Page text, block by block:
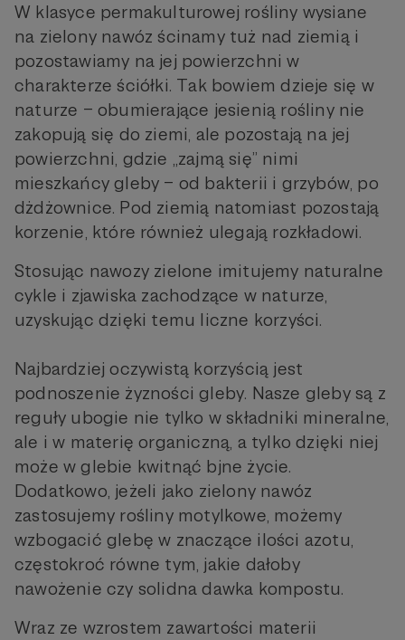
W klasyce permakulturowej rośliny wysiane
na zielony nawóz ścinamy tuż nad ziemią i
pozostawiamy na jej powierzchni w
charakterze ściółki. Tak bowiem dzieje się w
naturze – obumierające jesienią rośliny nie
zakopują się do ziemi, ale pozostają na jej
powierzchni, gdzie „zajmą się” nimi
mieszkańcy gleby – od bakterii i grzybów, po
dżdżownice. Pod ziemią natomiast pozostają
korzenie, które również ulegają rozkładowi.
Stosując nawozy zielone imitujemy naturalne
cykle i zjawiska zachodzące w naturze,
uzyskując dzięki temu liczne korzyści.
Najbardziej oczywistą korzyścią jest
podnoszenie żyzności gleby. Nasze gleby są z
reguły ubogie nie tylko w składniki mineralne,
ale i w materię organiczną, a tylko dzięki niej
może w glebie kwitnąć bjne życie.
Dodatkowo, jeżeli jako zielony nawóz
zastosujemy rośliny motylkowe, możemy
wzbogacić glebę w znaczące ilości azotu,
częstokroć równe tym, jakie dałoby
nawożenie czy solidna dawka kompostu.
Wraz ze wzrostem zawartości materii